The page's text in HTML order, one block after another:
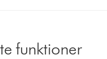
funktioner